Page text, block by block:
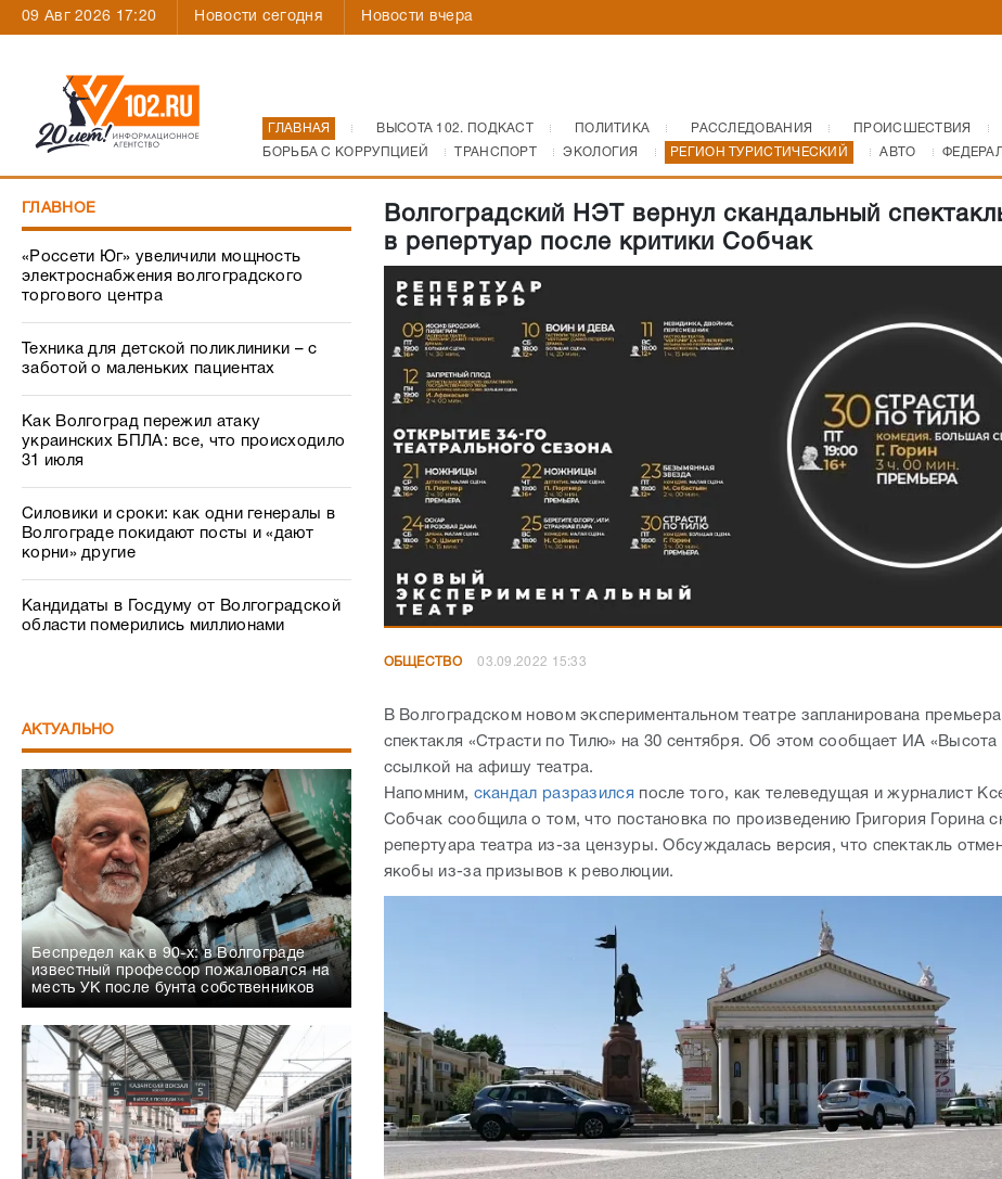
09 Авг 2026 17:20 Новости сегодня Новости вчера
ГЛАВНАЯ ВЫСОТА 102. ПОДКАСТ ПОЛИТИКА РАССЛЕДОВАНИЯ ПРОИСШЕСТВИЯ
БОРЬБА С КОРРУПЦИЕЙ
ТРАНСПОРТ ЭКОЛОГИЯ РЕГИОН ТУРИСТИЧЕСКИЙ АВТО
ГЛАВНОЕ
«Россети Юг» увеличили мощность
электроснабжения волгоградского
торгового центра
Техника для детской поликлиники – с
заботой о маленьких пациентах
Как Волгоград пережил атаку
украинских БПЛА: все, что происходило
31 июля
Силовики и сроки: как одни генералы в
Волгограде покидают посты и «дают
корни» другие
Кандидаты в Госдуму от Волгоградской
области померились миллионами
АКТУАЛЬНО
Беспредел как в 90-х: в Волгограде
известный профессор пожаловался на
месть УК после бунта собственников
Волгоградский НЭТ вернул скандальный
в репертуар после критики Собчак
ОБЩЕСТВО 03.09.2022 15:33
В Волгоградском новом экспериментальном театре запланирована премьера
спектакля «Страсти по Тилю» на 30 сентября. Об этом сообщает ИА «Высота
ссылкой на афишу театра.
Напомним, скандал разразился после того, как телеведущая и журналист
Собчак сообщила о том, что постановка по произведению Григория Горина
репертуара театра из-за цензуры. Обсуждалась версия, что спектакль
якобы из-за призывов к революции.